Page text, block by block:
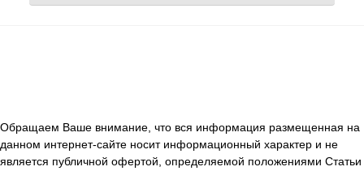
Обращаем Ваше внимание, что вся информация размещенная на
данном интернет-сайте носит информационный характер и не
является публичной офертой, определяемой положениями Статьи